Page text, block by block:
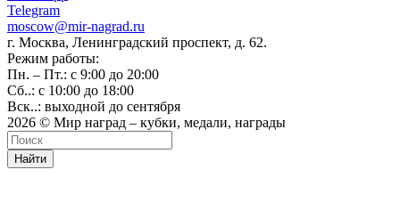
Telegram
moscow@mir-nagrad.ru
г. Москва, Ленинградский проспект, д. 62.
Режим работы:
Пн. – Пт.: с 9:00 до 20:00
Сб..: с 10:00 до 18:00
Вск..: выходной до сентября
2026 © Мир наград – кубки, медали, награды
Найти